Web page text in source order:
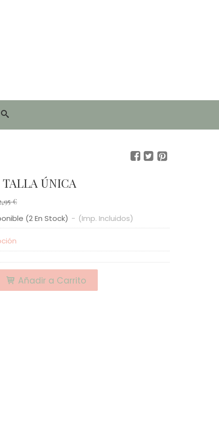
ÚNICA
€
(2 En Stock) - (Imp. Incluidos)
Añadir a Carrito